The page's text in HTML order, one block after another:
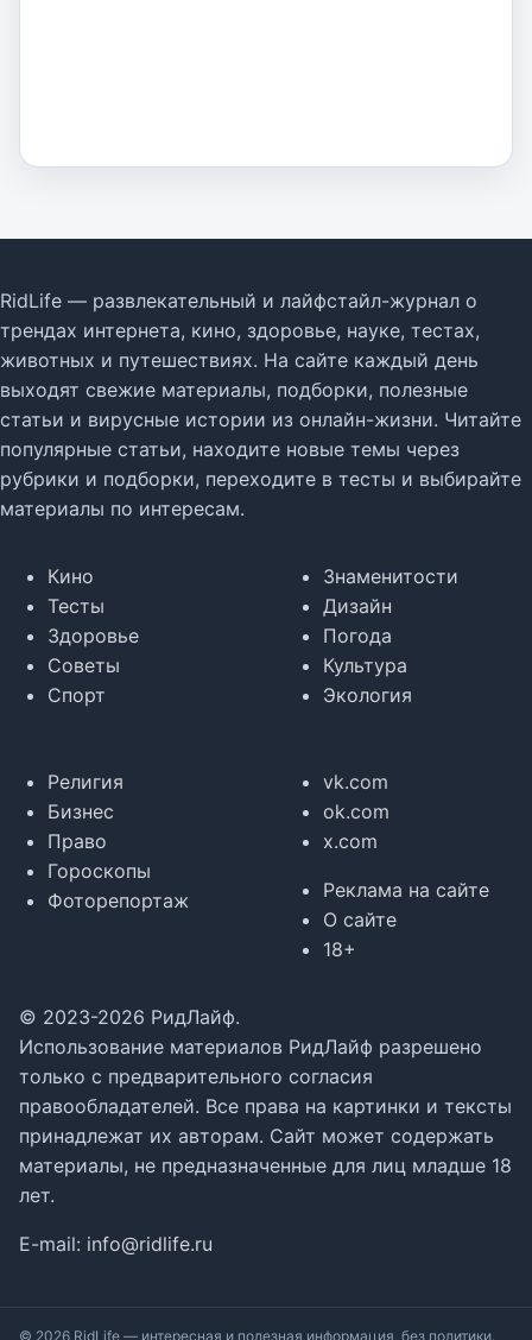
RidLife — развлекательный и лайфстайл-журнал о
трендах интернета, кино, здоровье, науке, тестах,
животных и путешествиях. На сайте каждый день
выходят свежие материалы, подборки, полезные
статьи и вирусные истории из онлайн-жизни. Читайте
популярные статьи, находите новые темы через
рубрики и подборки, переходите в тесты и выбирайте
материалы по интересам.
Кино
Тесты
Здоровье
Советы
Спорт
Знаменитости
Дизайн
Погода
Культура
Экология
Религия
Бизнес
Право
Гороскопы
Фоторепортаж
vk.com
ok.com
x.com
Реклама на сайте
О сайте
18+
© 2023-2026 РидЛайф.
Использование материалов РидЛайф разрешено
только с предварительного согласия
правообладателей. Все права на картинки и тексты
принадлежат их авторам. Сайт может содержать
материалы, не предназначенные для лиц младше 18
лет.
E-mail: info@ridlife.ru
© 2026 RidLife — интересная и полезная информация, без политики.